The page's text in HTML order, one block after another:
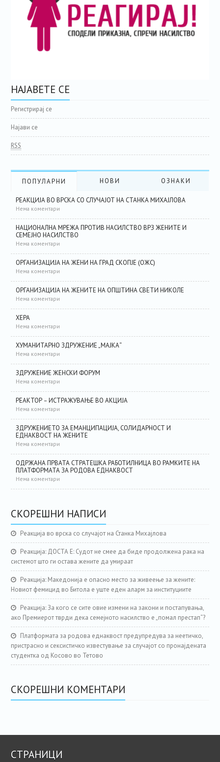
НАЈАВЕТЕ СЕ
Регистрирај се
Најави се
RSS
ПОПУЛАРНИ НОВИ ОЗНАКИ
РЕАКЦИЈА ВО ВРСКА СО СЛУЧАЈОТ НА СТАНКА МИХАЈЛОВА
Нема коментари
НАЦИОНАЛНА МРЕЖА ПРОТИВ НАСИЛСТВО ВРЗ ЖЕНИТЕ И
СЕМЕЈНО НАСИЛСТВО
Нема коментари
ОРГАНИЗАЦИЈА НА ЖЕНИ НА ГРАД СКОПЈЕ (ОЖС)
Нема коментари
ОРГАНИЗАЦИЈА НА ЖЕНИТЕ НА ОПШТИНА СВЕТИ НИКОЛЕ
Нема коментари
ХЕРА
Нема коментари
ХУМАНИТАРНО ЗДРУЖЕНИЕ „МАЈКА“
Нема коментари
ЗДРУЖЕНИЕ ЖЕНСКИ ФОРУМ
Нема коментари
РЕАКТОР – ИСТРАЖУВАЊЕ ВО АКЦИЈА
Нема коментари
ЗДРУЖЕНИЕТО ЗА ЕМАНЦИПАЦИЈА, СОЛИДАРНОСТ И
ЕДНАКВОСТ НА ЖЕНИТЕ
Нема коментари
ОДРЖАНА ПРВАТА СТРАТЕШКА РАБОТИЛНИЦА ВО РАМКИТЕ НА
ПЛАТФОРМАТА ЗА РОДОВА ЕДНАКВОСТ
Нема коментари
СКОРЕШНИ НАПИСИ
Реакција во врска со случајот на Станка Михајлова
Реакција: ДОСТА Е: Судот не смее да биде продолжена рака на
системот што ги остава жените да умираат
Реакција: Македонија е опасно место за живеење за жените:
Новиот фемицид во Битола е уште еден аларм за институциите
Реакција: За кого се сите овие измени на закони и постапувања,
ако Премиерот тврди дека семејното насилство е „помал престап“?
Платформата за родова еднаквост предупредува за неетичко,
пристрасно и сексистичко известување за случајот со пронајдената
студентка од Косово во Тетово
СКОРЕШНИ КОМЕНТАРИ
СТРАНИЦИ